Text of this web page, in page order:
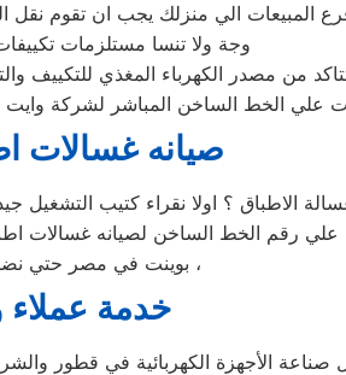
المبيعات الي منزلك يجب ان تقوم نقل
وجة ولا تنسا مستلزمات
من مصدر الكهرباء المغذي للتكييف
الساخن المباشر لشركة وايت بوينت قطور
صيانه غسالات
الاطباق ؟ اولا نقراء كتيب
علي رقم الخط الساخن لصيانه
بوينت في مصر حتي نضمن خدمة موثوقة وبالضمان المعتمد ،
خدمة عملاء
الأجهزة الكهربائية في قطور